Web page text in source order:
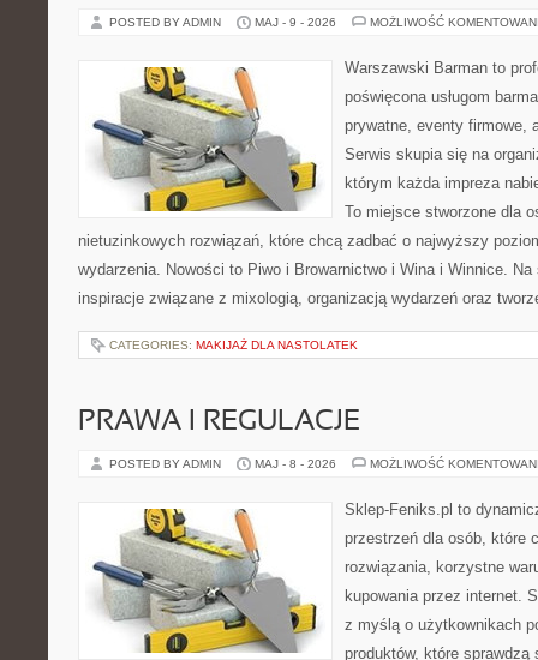
POSTED BY ADMIN MAJ - 9 - 2026 MOŻLIWOŚĆ
Warszawski Barman to
poświęcona usługom
prywatne, eventy firmowe,
Serwis skupia się na
którym każda impreza
To miejsce stworzone dla
nietuzinkowych rozwiązań, które chcą zadbać o najwyższy
wydarzenia. Nowości to Piwo i Browarnictwo i Wina i Winnice.
inspiracje związane z mixologią, organizacją wydarzeń oraz
CATEGORIES: MAKIJAŻ DLA NASTOLATEK
PRAWA I REGULACJE
POSTED BY ADMIN MAJ - 8 - 2026 MOŻLIWOŚĆ
Sklep-Feniks.pl to
przestrzeń dla osób, które
rozwiązania, korzystne
kupowania przez internet.
z myślą o użytkownikach
produktów, które sprawdzą